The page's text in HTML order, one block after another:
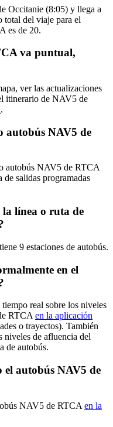
Occitanie (8:05) y llega a
total del viaje para el
es de 20.
va puntual,
ver las actualizaciones
itinerario de NAV5 de
.
autobús NAV5 de
autobús NAV5 de RTCA
de salidas programadas
la línea o ruta de
9 estaciones de autobús.
en el
real sobre los niveles
RTCA en la aplicación
o trayectos). También
niveles de afluencia del
de autobús.
el autobús NAV5 de
NAV5 de RTCA en la